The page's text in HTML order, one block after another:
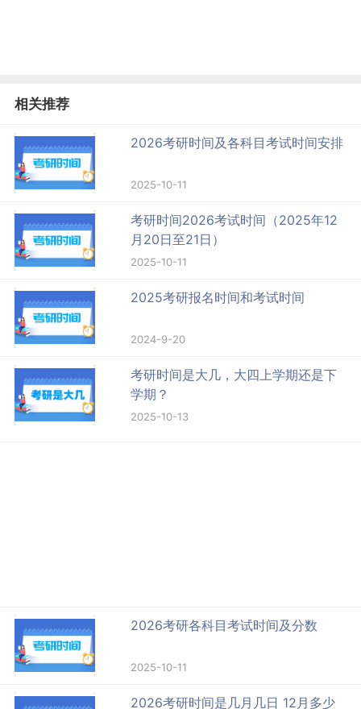
相关推荐
2026考研时间及各科目考试时间安排
2025-10-11
考研时间2026考试时间（2025年12
月20日至21日）
2025-10-11
2025考研报名时间和考试时间
2024-9-20
考研时间是大几，大四上学期还是下
学期？
2025-10-13
2026考研各科目考试时间及分数
2025-10-11
2026考研时间是几月几日 12月多少